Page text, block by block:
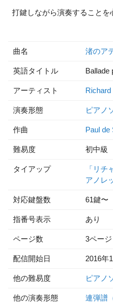
打鍵しながら演奏することを
曲名 渚のア
英語タイトル Ballade
アーティスト
演奏形態 ピアノ
作曲 Paul de
難易度 初中級
タイアップ
「リ
アノレ
対応鍵盤数 61鍵〜
指番号表示 あり
ページ数 3ページ
配信開始日 2016年
他の難易度 ピアノ
他の演奏形態 連弾譜